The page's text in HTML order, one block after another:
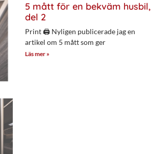
5 mått för en bekväm husbil,
del 2
Print 🖨 Nyligen publicerade jag en
artikel om 5 mått som ger
Läs mer »